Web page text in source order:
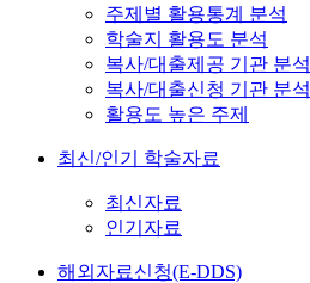
주제별 활용통계 분석
학술지 활용도 분석
복사/대출제공 기관 분석
복사/대출신청 기관 분석
활용도 높은 주제
최신/인기 학술자료
최신자료
인기자료
해외자료신청(E-DDS)